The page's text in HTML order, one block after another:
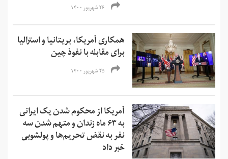
۲۶ شهریور ۱۴۰۰
همکاری آمریکا، بریتانیا و استرالیا
برای مقابله با نفوذ چین
۲۵ شهریور ۱۴۰۰
آمریکا از محکوم شدن یک ایرانی
به ۶۳ ماه زندان و متهم شدن سه
نفر به نقض تحریم‌ها و‌ پولشویی
خبر داد